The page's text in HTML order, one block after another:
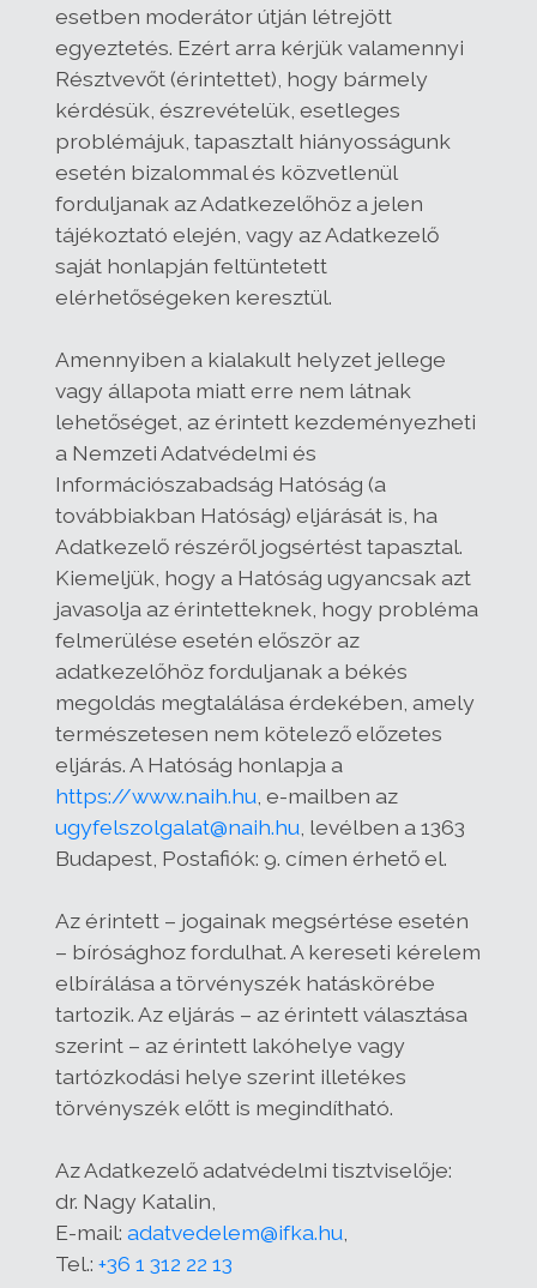
esetben moderátor útján létrejött
egyeztetés. Ezért arra kérjük valamennyi
Résztvevőt (érintettet), hogy bármely
kérdésük, észrevételük, esetleges
problémájuk, tapasztalt hiányosságunk
esetén bizalommal és közvetlenül
forduljanak az Adatkezelőhöz a jelen
tájékoztató elején, vagy az Adatkezelő
saját honlapján feltüntetett
elérhetőségeken keresztül.
Amennyiben a kialakult helyzet jellege
vagy állapota miatt erre nem látnak
lehetőséget, az érintett kezdeményezheti
a Nemzeti Adatvédelmi és
Információszabadság Hatóság (a
továbbiakban Hatóság) eljárását is, ha
Adatkezelő részéről jogsértést tapasztal.
Kiemeljük, hogy a Hatóság ugyancsak azt
javasolja az érintetteknek, hogy probléma
felmerülése esetén először az
adatkezelőhöz forduljanak a békés
megoldás megtalálása érdekében, amely
természetesen nem kötelező előzetes
eljárás. A Hatóság honlapja a
https://www.naih.hu , e-mailben az
ugyfelszolgalat@naih.hu , levélben a 1363
Budapest, Postafiók: 9. címen érhető el.
Az érintett – jogainak megsértése esetén
– bírósághoz fordulhat. A kereseti kérelem
elbírálása a törvényszék hatáskörébe
tartozik. Az eljárás – az érintett választása
szerint – az érintett lakóhelye vagy
tartózkodási helye szerint illetékes
törvényszék előtt is megindítható.
Az Adatkezelő adatvédelmi tisztviselője:
dr. Nagy Katalin,
E-mail: adatvedelem@ifka.hu
Tel.: +36 1 312 22 13